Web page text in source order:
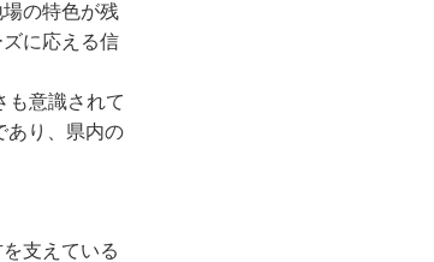
の特色が残
に応える信
も意識されて
あり、県内の
支えている